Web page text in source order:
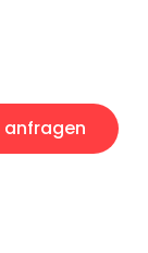
anfragen